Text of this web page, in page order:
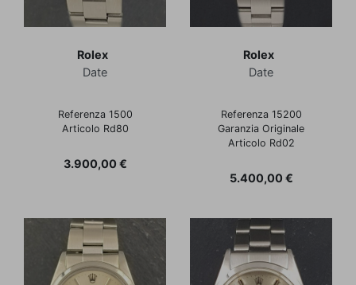
Rolex
Date
Referenza 1500
Articolo Rd80
Prezzo
3.900,00 €
Rolex
Date
Referenza 15200
Garanzia Originale
Articolo Rd02
Prezzo
5.400,00 €